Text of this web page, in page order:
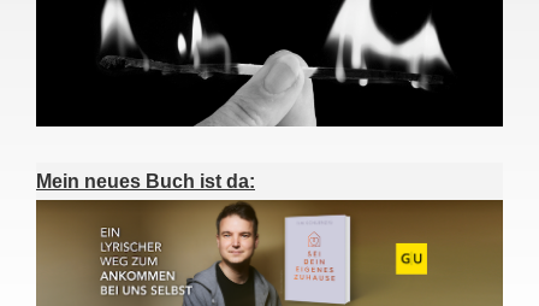
Mein neues Buch ist da: